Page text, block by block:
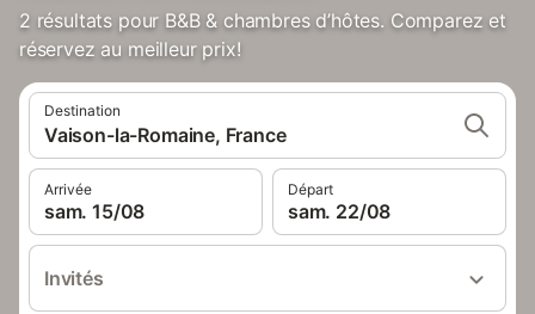
2 résultats pour B&B & chambres d’hôtes. Comparez et
réservez au meilleur prix!
Destination
Vaison-la-Romaine, France
Arrivée
sam. 15/08
Départ
sam. 22/08
Invités